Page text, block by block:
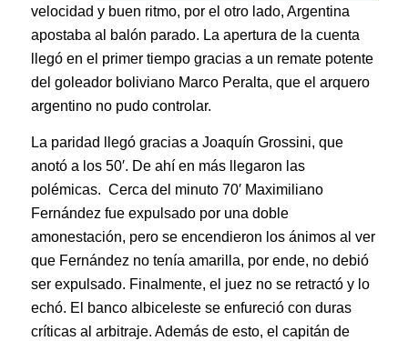
velocidad y buen ritmo, por el otro lado, Argentina
apostaba al balón parado. La apertura de la cuenta
llegó en el primer tiempo gracias a un remate potente
del goleador boliviano Marco Peralta, que el arquero
argentino no pudo controlar.
La paridad llegó gracias a Joaquín Grossini, que
anotó a los 50′. De ahí en más llegaron las
polémicas. Cerca del minuto 70′ Maximiliano
Fernández fue expulsado por una doble
amonestación, pero se encendieron los ánimos al ver
que Fernández no tenía amarilla, por ende, no debió
ser expulsado. Finalmente, el juez no se retractó y lo
echó. El banco albiceleste se enfureció con duras
críticas al arbitraje. Además de esto, el capitán de